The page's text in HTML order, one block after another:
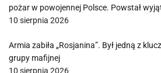
pożar w powojennej Polsce. Powstał
10 sierpnia 2026
Armia zabiła „Rosjanina”. Był jedną z
grupy mafijnej
10 sierpnia 2026